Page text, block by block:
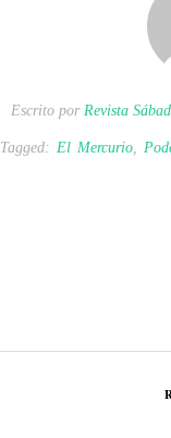
Escrito por Revista
Tagged: El Mercurio,